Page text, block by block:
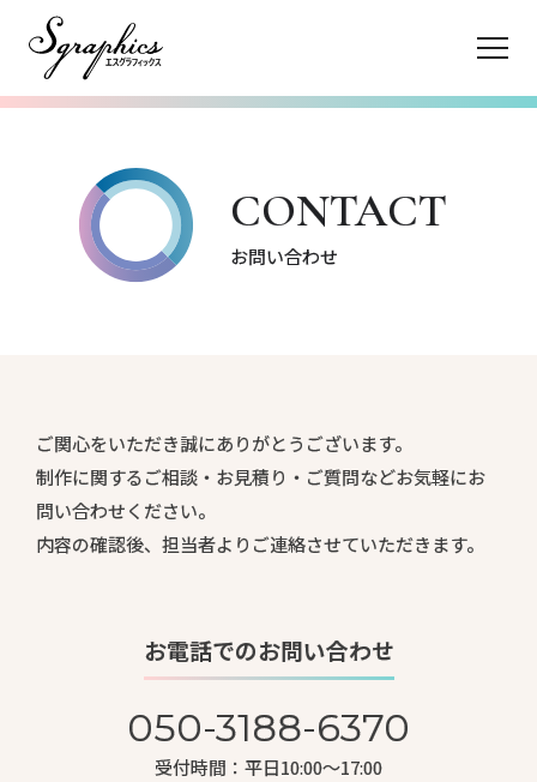
Sgraphicsについて
メールフォーム
CONTACT
お問い合わせ
ご関心をいただき誠にありがとうございます。
制作に関するご相談・お見積り・ご質問などお気軽にお
問い合わせください。
内容の確認後、担当者よりご連絡させていただきます。
お電話でのお問い合わせ
050-3188-6370
受付時間：平日10:00〜17:00